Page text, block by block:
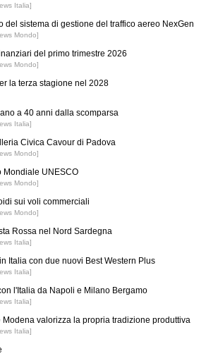
Italia]
del sistema di gestione del traffico aereo NexGen
Mondo]
del primo trimestre 2026
Mondo]
la terza stagione nel 2028
a 40 anni dalla scomparsa
Italia]
Civica Cavour di Padova
Mondo]
Mondiale UNESCO
Mondo]
sui voli commerciali
Mondo]
Rossa nel Nord Sardegna
Italia]
Italia con due nuovi Best Western Plus
Italia]
l'Italia da Napoli e Milano Bergamo
Italia]
Modena valorizza la propria tradizione produttiva
Italia]